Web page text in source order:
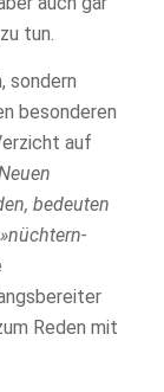
tun.
sondern
besonderen
auf
bedeuten
Reden mit